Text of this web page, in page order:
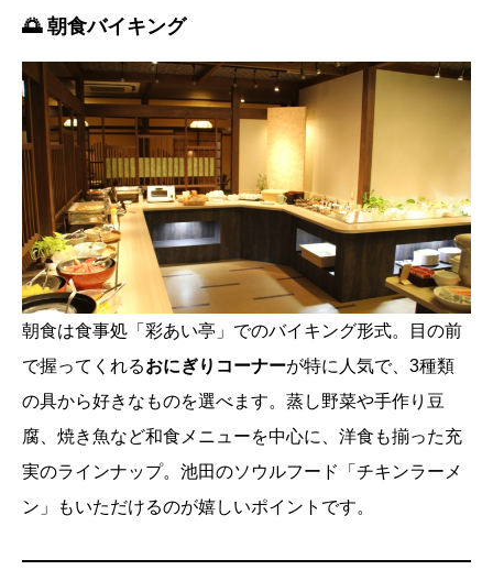
🌅 朝食バイキング
朝食は食事処「彩あい亭」でのバイキング形式。目の前
で握ってくれるおにぎりコーナーが特に人気で、3種類
の具から好きなものを選べます。蒸し野菜や手作り豆
腐、焼き魚など和食メニューを中心に、洋食も揃った充
実のラインナップ。池田のソウルフード「チキンラーメ
ン」もいただけるのが嬉しいポイントです。